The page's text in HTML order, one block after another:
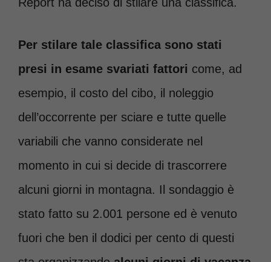
Per stilare tale classifica sono stati
presi in esame svariati fattori come, ad
esempio, il costo del cibo, il noleggio
dell’occorrente per sciare e tutte quelle
variabili che vanno considerate nel
momento in cui si decide di trascorrere
alcuni giorni in montagna. Il sondaggio è
stato fatto su 2.001 persone ed è venuto
fuori che ben il dodici per cento di questi